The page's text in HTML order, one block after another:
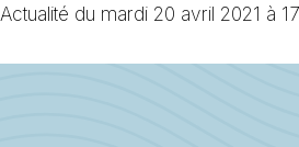
Actualité du mardi 20 avril 2021 à